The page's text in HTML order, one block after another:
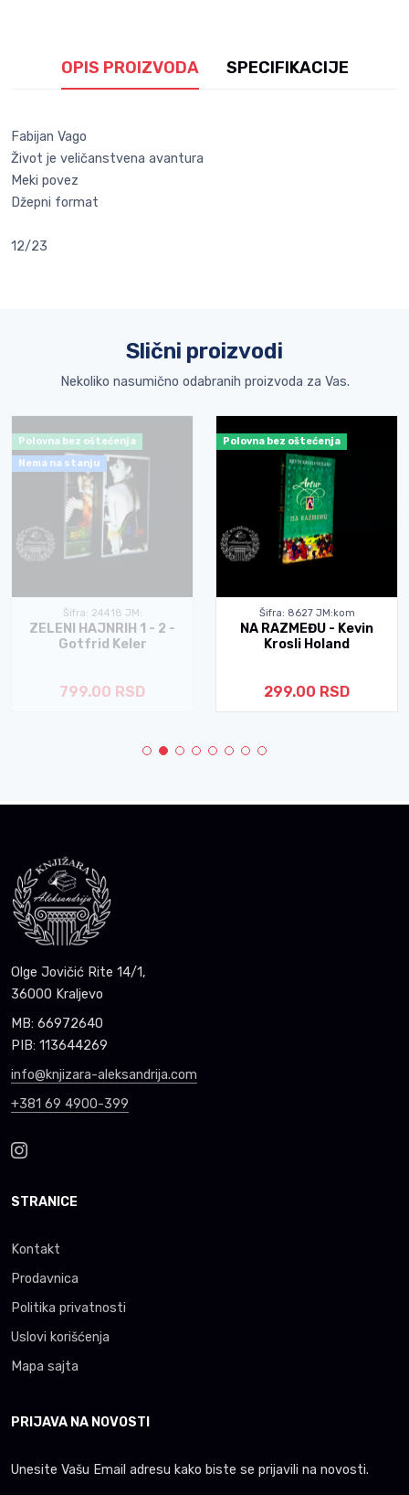
OPIS PROIZVODA SPECIFIKACIJE
Fabijan Vago
Život je veličanstvena avantura
Meki povez
Džepni format
12/23
Slični proizvodi
Nekoliko nasumično odabranih proizvoda za Vas.
Polovna bez oštećenja
Nema na stanju
Šifra: 24418 JM:
ZELENI HAJNRIH 1 - 2 -
Gotfrid Keler
799.00 RSD
Polovna bez oštećenja
Šifra: 8627 JM:kom
NA RAZMEĐU - Kevin
Krosli Holand
299.00 RSD
Olge Jovičić Rite 14/1,
36000 Kraljevo
MB: 66972640
PIB: 113644269
info@knjizara-aleksandrija.com
+381 69 4900-399
STRANICE
Kontakt
Prodavnica
Politika privatnosti
Uslovi korišćenja
Mapa sajta
PRIJAVA NA NOVOSTI
Unesite Vašu Email adresu kako biste se prijavili na novosti.